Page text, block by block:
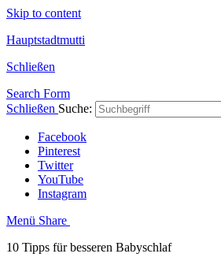
Skip to content
Hauptstadtmutti
Schließen
Search Form
Schließen Suche:
Facebook
Pinterest
Twitter
YouTube
Instagram
Menü Share
10 Tipps für besseren Babyschlaf